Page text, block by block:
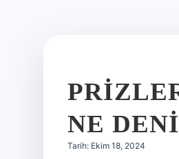
NE
Tarih: Ekim 18, 2024